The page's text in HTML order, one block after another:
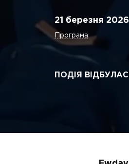
21 березня 2026
Програма
ПОДІЯ